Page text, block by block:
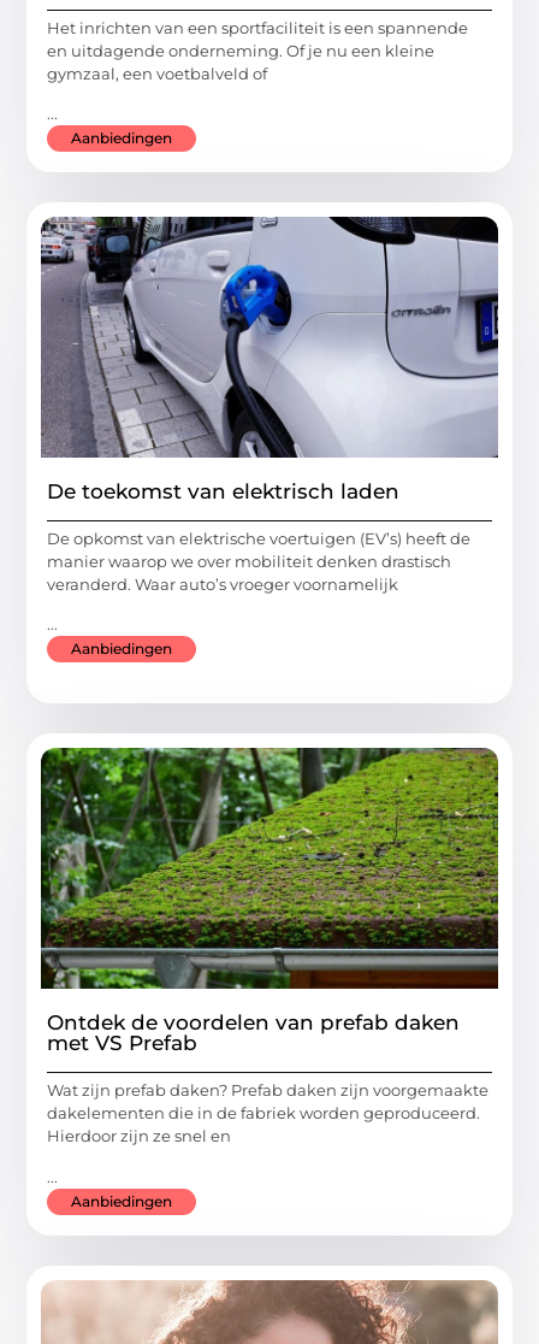
Het inrichten van een sportfaciliteit is een spannende
en uitdagende onderneming. Of je nu een kleine
gymzaal, een voetbalveld of
...
Aanbiedingen
De toekomst van elektrisch laden
De opkomst van elektrische voertuigen (EV’s) heeft de
manier waarop we over mobiliteit denken drastisch
veranderd. Waar auto’s vroeger voornamelijk
...
Aanbiedingen
Ontdek de voordelen van prefab daken
met VS Prefab
Wat zijn prefab daken? Prefab daken zijn voorgemaakte
dakelementen die in de fabriek worden geproduceerd.
Hierdoor zijn ze snel en
...
Aanbiedingen